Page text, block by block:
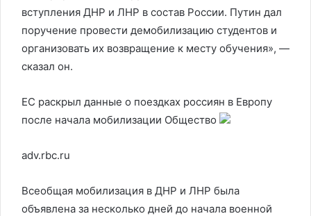
вступления ДНР и ЛНР в состав России. Путин дал
поручение провести демобилизацию студентов и
организовать их возвращение к месту обучения», —
сказал он.
ЕС раскрыл данные о поездках россиян в Европу
после начала мобилизации Общество
adv.rbc.ru
Всеобщая мобилизация в ДНР и ЛНР была
объявлена за несколько дней до начала военной